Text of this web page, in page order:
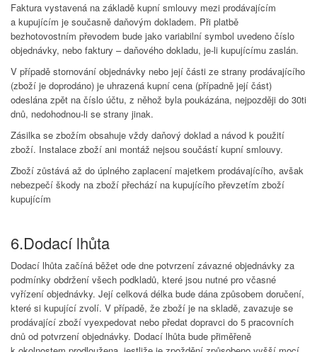
Faktura vystavená na základě kupní smlouvy mezi prodávajícím
a kupujícím je současně daňovým dokladem. Při platbě
bezhotovostním převodem bude jako variabilní symbol uvedeno číslo
objednávky, nebo faktury – daňového dokladu, je-li kupujícímu zaslán.
V případě stornování objednávky nebo její části ze strany prodávajícího
(zboží je doprodáno) je uhrazená kupní cena (případně její část)
odeslána zpět na číslo účtu, z něhož byla poukázána, nejpozději do 30ti
dnů, nedohodnou-li se strany jinak.
Zásilka se zbožím obsahuje vždy daňový doklad a návod k použití
zboží. Instalace zboží ani montáž nejsou součástí kupní smlouvy.
Zboží zůstává až do úplného zaplacení majetkem prodávajícího, avšak
nebezpečí škody na zboží přechází na kupujícího převzetím zboží
kupujícím
6.Dodací lhůta
Dodací lhůta začíná běžet ode dne potvrzení závazné objednávky za
podmínky obdržení všech podkladů, které jsou nutné pro včasné
vyřízení objednávky. Její celková délka bude dána způsobem doručení,
které si kupující zvolí. V případě, že zboží je na skladě, zavazuje se
prodávající zboží vyexpedovat nebo předat dopravci do 5 pracovních
dnů od potvrzení objednávky. Dodací lhůta bude přiměřeně